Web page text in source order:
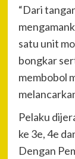
“Dari
satu unit
bongkar
membobol
Pelaku
ke 3e, 4e
Dengan